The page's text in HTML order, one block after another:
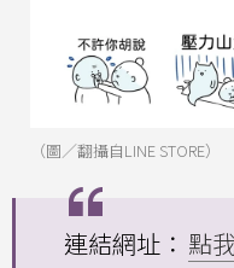
（圖／翻攝自LINE STORE）
連結網址： 點